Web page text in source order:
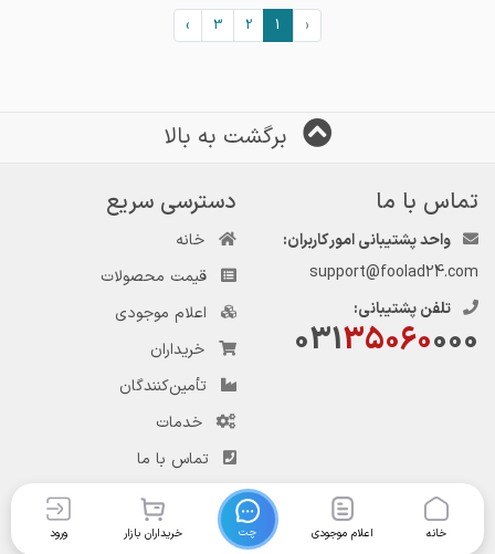
‹
1
2
3
›
برگشت به بالا
تماس با ما
واحد پشتیبانی امور کاربران:
support@foolad24.com
تلفن پشتیبانی:
03135060000
دسترسی سریع
خانه
قیمت محصولات
اعلام موجودی
خریداران
تأمین‌کنندگان
خدمات
تماس با ما
خانه اعلام موجودی چت خریداران بازار ورود